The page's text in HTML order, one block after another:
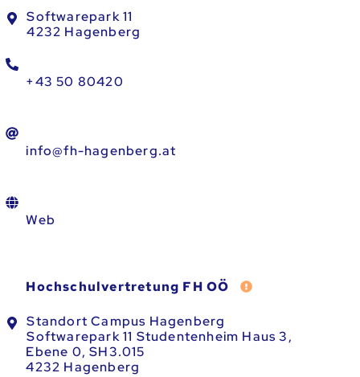
Softwarepark 11
4232 Hagenberg
+43 50 80420
info@fh-hagenberg.at
Web
Hochschulvertretung FH OÖ Fehler melden
Standort Campus Hagenberg
Softwarepark 11 Studentenheim Haus 3,
Ebene 0, SH3.015
4232 Hagenberg